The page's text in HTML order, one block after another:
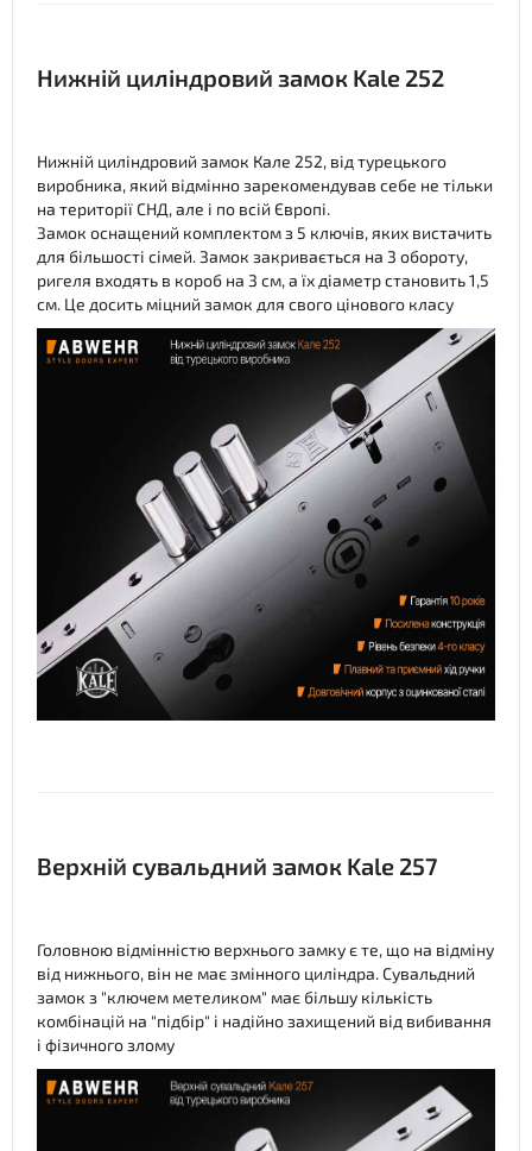
Нижній циліндровий замок Kale 252
Нижній циліндровий замок Кале 252, від турецького
виробника, який відмінно зарекомендував себе не тільки
на території СНД, але і по всій Європі.
Замок оснащений комплектом з 5 ключів, яких вистачить
для більшості сімей. Замок закривається на 3 обороту,
ригеля входять в короб на 3 см, а їх діаметр становить 1,5
см. Це досить міцний замок для свого цінового класу
Верхній сувальдний замок Kale 257
Головною відмінністю верхнього замку є те, що на відміну
від нижнього, він не має змінного циліндра. Сувальдний
замок з "ключем метеликом" має більшу кількість
комбінацій на "підбір" і надійно захищений від вибивання
і фізичного злому